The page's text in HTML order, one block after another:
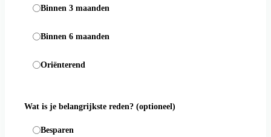
Binnen 3 maanden
Binnen 6 maanden
Oriënterend
Wat is je belangrijkste reden? (optioneel)
Besparen